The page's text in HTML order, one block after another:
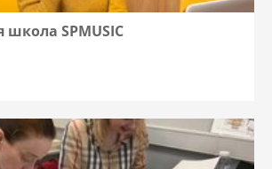
SPMUSIC